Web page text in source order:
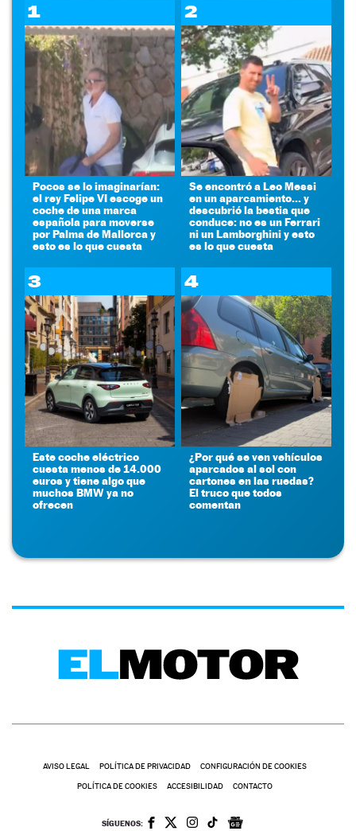
1
Pocos se lo imaginarían:
el rey Felipe VI escoge un
coche de una marca
española para moverse
por Palma de Mallorca y
esto es lo que cuesta
2
Se encontró a Leo Messi
en un aparcamiento... y
descubrió la bestia que
conduce: no es un Ferrari
ni un Lamborghini y esto
es lo que cuesta
3
Este coche eléctrico
cuesta menos de 14.000
euros y tiene algo que
muchos BMW ya no
ofrecen
4
¿Por qué se ven vehículos
aparcados al sol con
cartones en las ruedas?
El truco que todos
comentan
AVISO LEGAL POLÍTICA DE PRIVACIDAD CONFIGURACIÓN DE COOKIES
POLÍTICA DE COOKIES ACCESIBILIDAD CONTACTO
SÍGUENOS: